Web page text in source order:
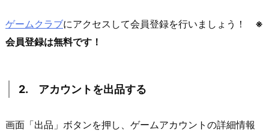
ゲームクラブにアクセスして会員登録を行いましょう！ ※
会員登録は無料です！
2. アカウントを出品する
画面「出品」ボタンを押し、ゲームアカウントの詳細情報